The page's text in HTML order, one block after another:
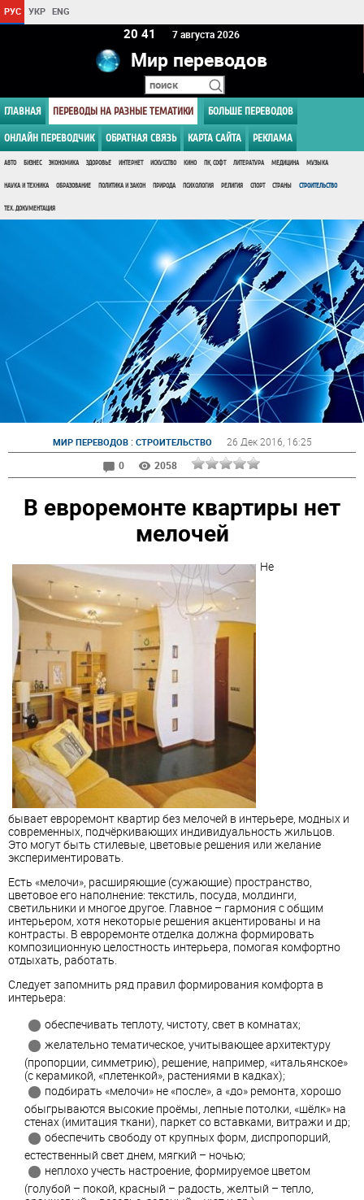
РУС УКР ENG
20 41 7 августа 2026
Мир переводов
ГЛАВНАЯ ПЕРЕВОДЫ НА РАЗНЫЕ ТЕМАТИКИ БОЛЬШЕ ПЕРЕВОДОВ
ОНЛАЙН ПЕРЕВОДЧИК ОБРАТНАЯ СВЯЗЬ КАРТА САЙТА РЕКЛАМА
АВТО БИЗНЕС ЭКОНОМИКА ЗДОРОВЬЕ ИНТЕРНЕТ ИСКУССТВО КИНО ПК, СОФТ ЛИТЕРАТУРА МЕДИЦИНА МУЗЫКА
НАУКА И ТЕХНИКА ОБРАЗОВАНИЕ ПОЛИТИКА И ЗАКОН ПРИРОДА ПСИХОЛОГИЯ РЕЛИГИЯ СПОРТ СТРАНЫ СТРОИТЕЛЬСТВО
ТЕХ. ДОКУМЕНТАЦИЯ
МИР ПЕРЕВОДОВ: СТРОИТЕЛЬСТВО 26 Дек 2016 , 16:25
0
2058
В евроремонте квартиры нет
мелочей
Не
бывает евроремонт квартир без мелочей в интерьере, модных и
современных, подчёркивающих индивидуальность жильцов.
Это могут быть стилевые, цветовые решения или желание
экспериментировать.
Есть «мелочи», расширяющие (сужающие) пространство,
цветовое его наполнение: текстиль, посуда, молдинги,
светильники и многое другое. Главное – гармония с общим
интерьером, хотя некоторые решения акцентированы и на
контрасты. В евроремонте отделка должна формировать
композиционную целостность интерьера, помогая комфортно
отдыхать, работать.
Следует запомнить ряд правил формирования комфорта в
интерьера:
обеспечивать теплоту, чистоту, свет в комнатах;
желательно тематическое, учитывающее архитектуру
(пропорции, симметрию), решение, например, «итальянское»
(с керамикой, «плетенкой», растениями в кадках);
подбирать «мелочи» не «после», а «до» ремонта, хорошо
обыгрываются высокие проёмы, лепные потолки, «шёлк» на
стенах (имитация ткани), паркет со вставками, витражи и др;
обеспечить свободу от крупных форм, диспропорций,
естественный свет днем, мягкий – ночью;
неплохо учесть настроение, формируемое цветом
(голубой – покой, красный – радость, желтый – тепло,